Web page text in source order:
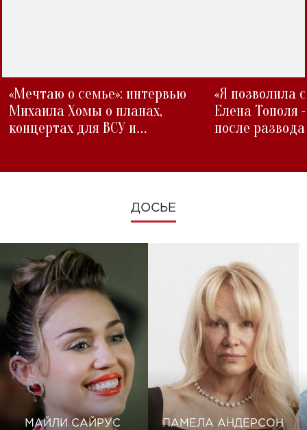
«Мечтаю о семье»: интервью
Михаила Хомы о планах,
концертах для ВСУ и
«Я позволила
Елена Тополя
после развода
ДОСЬЕ
МАЙЛИ САЙРУС ПАМЕЛА АНДЕРСОН